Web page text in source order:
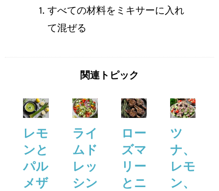
すべての材料をミキサーに入れ
て混ぜる
関連トピック
レモ
ンと
パル
メザ
ライ
ムド
レッ
シン
ロー
ズマ
リー
とニ
ツ
ナ、
レモ
ン、